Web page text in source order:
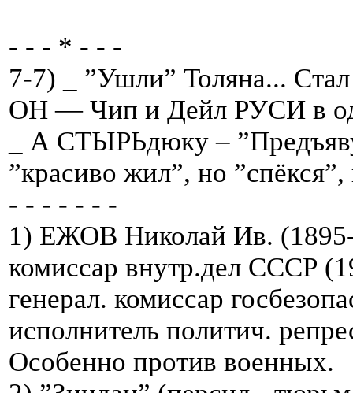
- - - * - - -
7-7) _ ”Ушли” Толяна...
ОН — Чип и Дейл РУСИ в
_ А СТЫРЬдюку –
”красиво жил”, но
- - - - - - -
1) ЕЖОВ Николай Ив.
комиссар внутр.дел СССР
генерал. комиссар
исполнитель политич.
Особенно против военных.